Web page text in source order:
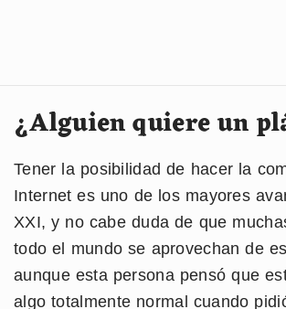
¿Alguien quiere un
Tener la posibilidad de hacer la
Internet es uno de los mayores
XXI, y no cabe duda de que
todo el mundo se aprovechan de
aunque esta persona pensó que
algo totalmente normal cuando